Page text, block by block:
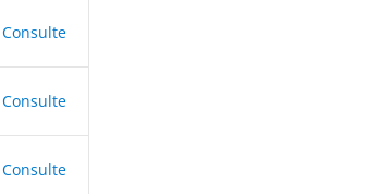
Consulte
Consulte
Consulte